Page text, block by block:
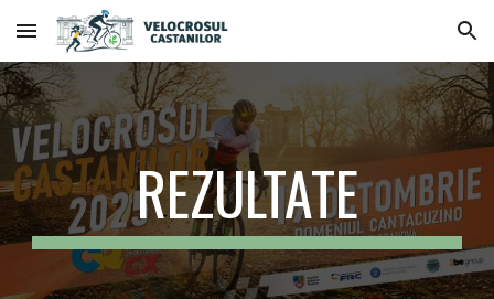
Skip to main content Skip to navigation
REZULTATE